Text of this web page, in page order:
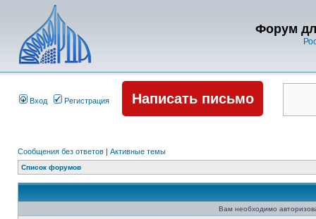
Форум
Вход Регистрация Написать письмо
Сообщения без ответов | Активные темы
Список форумов
Вам необходимо